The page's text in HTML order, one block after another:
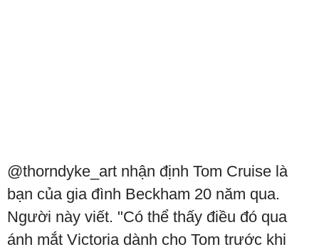
@thorndyke_art nhận định Tom Cruise là
bạn của gia đình Beckham 20 năm qua.
Người này viết. "Có thể thấy điều đó qua
ánh mắt Victoria dành cho Tom trước khi